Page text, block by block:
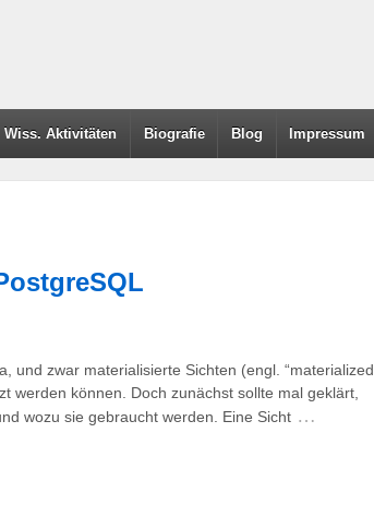
Wiss. Aktivitäten Biografie Blog Impressum
und zwar materialisierte Sichten (engl. “materialized
werden können. Doch zunächst sollte mal geklärt,
wozu sie gebraucht werden. Eine Sicht …